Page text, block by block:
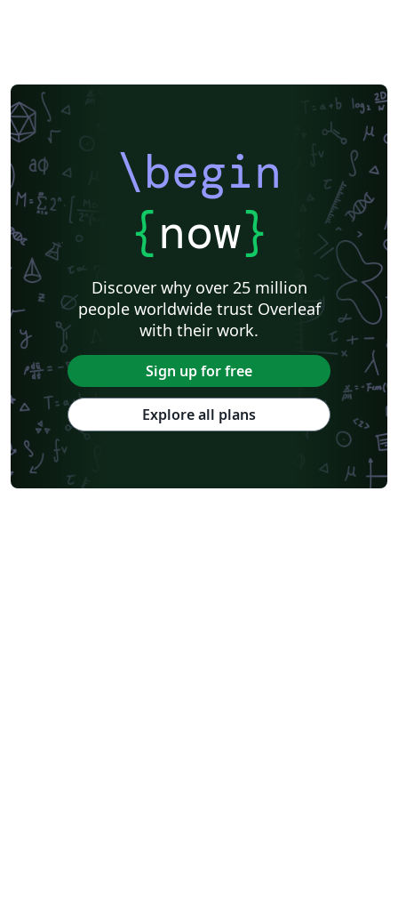
\begin
{now}
Discover why over 25 million
people worldwide trust Overleaf
with their work.
Sign up for free
Explore all plans